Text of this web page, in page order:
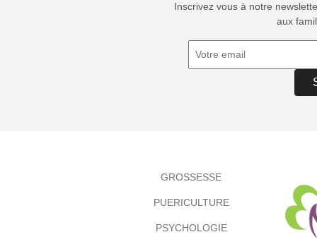
Inscrivez vous à notre
aux
GROSSESSE
PUERICULTURE
PSYCHOLOGIE